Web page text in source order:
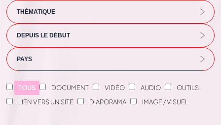
TOUS DOCUMENT VIDÉO AUDIO
OUTILS
LIEN VERS UN SITE
DIAPORAMA IMAGE / VISUEL